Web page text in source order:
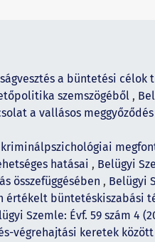
a büntetési célok
szemszögéből ,
a vallásos
hatásai , Belügyi
összefüggésében , Belügyi
értékelt büntetéskiszabási
Szemle: Évf. 59 szám 4
végrehajtási keretek között